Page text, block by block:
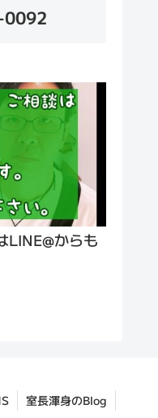
LINE@からも
室長渾身のBlog